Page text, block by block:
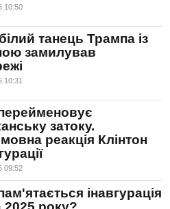
10:50
танець Трампа із
замилував
10:31
затоку.
реакція Клінтон
09:52
інавгурація